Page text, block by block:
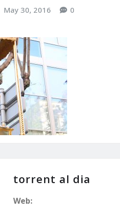
May 30, 2016 0
torrent al dia
Web: